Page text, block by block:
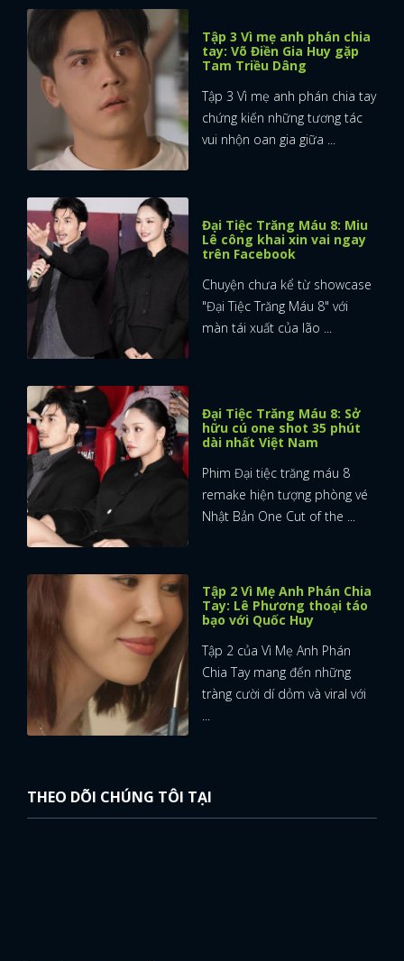
Tập 3 Vì mẹ anh phán chia
tay: Võ Điền Gia Huy gặp
Tam Triều Dâng
Tập 3 Vì mẹ anh phán chia tay
chứng kiến những tương tác
vui nhộn oan gia giữa ...
Đại Tiệc Trăng Máu 8: Miu
Lê công khai xin vai ngay
trên Facebook
Chuyện chưa kể từ showcase
"Đại Tiệc Trăng Máu 8" với
màn tái xuất của lão ...
Đại Tiệc Trăng Máu 8: Sở
hữu cú one shot 35 phút
dài nhất Việt Nam
Phim Đại tiệc trăng máu 8
remake hiện tượng phòng vé
Nhật Bản One Cut of the ...
Tập 2 Vì Mẹ Anh Phán Chia
Tay: Lê Phương thoại táo
bạo với Quốc Huy
Tập 2 của Vì Mẹ Anh Phán
Chia Tay mang đến những
tràng cười dí dỏm và viral với
...
THEO DÕI CHÚNG TÔI TẠI